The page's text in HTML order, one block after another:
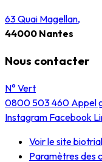
63 Quai Magellan,
44000 Nantes
Nous contacter
N° Vert
0800 503 460 Appel
Instagram Facebook
Voir le site
Paramètres des